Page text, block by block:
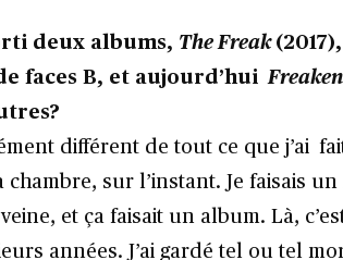
deux albums, The Freak (2017),
faces B, et aujourd’hui
différent de tout ce que j’ai
chambre, sur l’instant. Je faisais
et ça faisait un album. Là,
années. J’ai gardé tel ou tel